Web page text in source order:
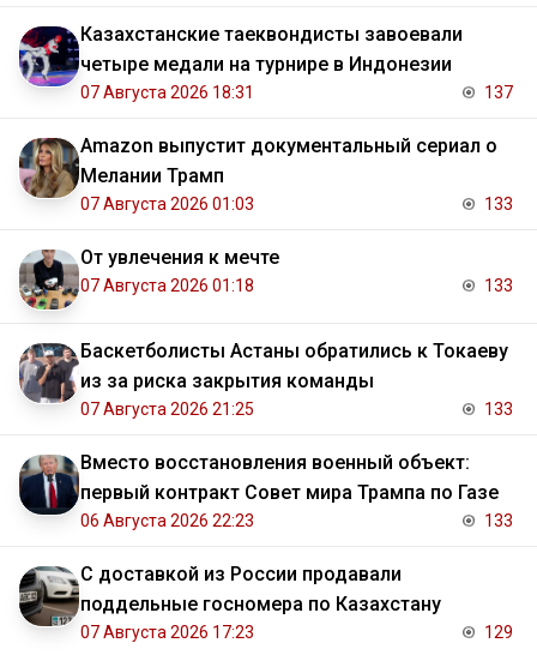
Казахстанские таеквондисты завоевали
четыре медали на турнире в Индонезии
07 Августа 2026 18:31 137
Amazon выпустит документальный сериал о
Мелании Трамп
07 Августа 2026 01:03 133
От увлечения к мечте
07 Августа 2026 01:18 133
Баскетболисты Астаны обратились к Токаеву
из за риска закрытия команды
07 Августа 2026 21:25 133
Вместо восстановления военный объект:
первый контракт Совет мира Трампа по Газе
06 Августа 2026 22:23 133
С доставкой из России продавали
поддельные госномера по Казахстану
07 Августа 2026 17:23 129